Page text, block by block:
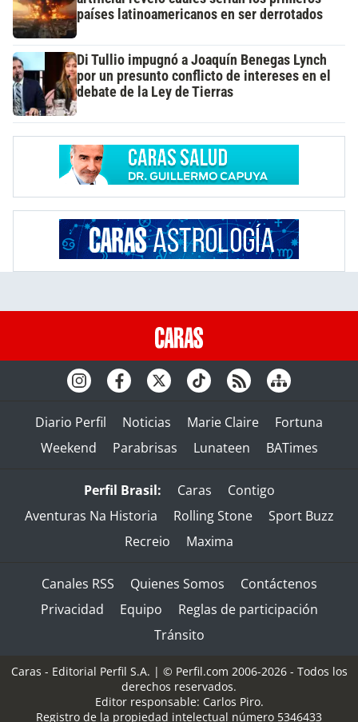
países latinoamericanos en ser derrotados
Di Tullio impugnó a Joaquín Benegas Lynch
por un presunto conflicto de intereses en el
debate de la Ley de Tierras
Diario Perfil Noticias Marie Claire
Fortuna
Weekend
Parabrisas Lunateen BATimes
Perfil Brasil: Caras
Contigo
Aventuras Na Historia
Rolling Stone
Sport Buzz
Recreio
Maxima
Canales RSS Quienes Somos
Contáctenos
Privacidad
Equipo
Reglas de participación
Tránsito
Caras - Editorial Perfil S.A. | © Perfil.com 2006-2026 - Todos los
derechos reservados.
Editor responsable: Carlos Piro.
Registro de la propiedad intelectual número 5346433